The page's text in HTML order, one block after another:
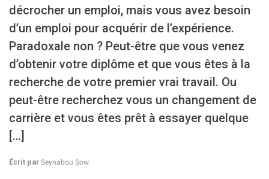
décrocher un emploi, mais vous avez besoin
d’un emploi pour acquérir de l’expérience.
Paradoxale non ? Peut-être que vous venez
d’obtenir votre diplôme et que vous êtes à la
recherche de votre premier vrai travail. Ou
peut-être recherchez vous un changement de
carrière et vous êtes prêt à essayer quelque
[…]
Écrit par Seynabou Sow.